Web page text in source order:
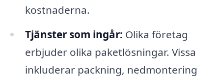
kostnaderna.
Tjänster som ingår: Olika företag
erbjuder olika paketlösningar. Vissa
inkluderar packning, nedmontering